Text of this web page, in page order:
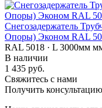
Снегозадержатель
Опоры) Эконом RAL
RAL 5018 · L 3000мм мм
В наличии
1 435 руб.
Свяжитесь с нами
Получить